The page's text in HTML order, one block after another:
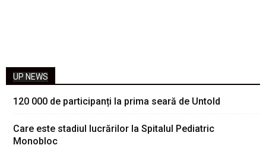
UP NEWS
120 000 de participanți la prima seară de Untold
Care este stadiul lucrărilor la Spitalul Pediatric
Monobloc